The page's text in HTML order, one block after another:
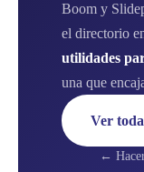
Boom y
el directorio
utilidades
una que
Ver
←